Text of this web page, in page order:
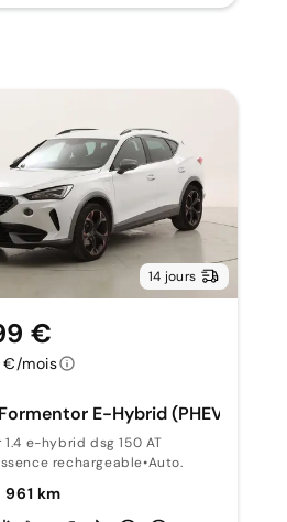
14 jours
E-Hybrid (PHEV)
e-hybrid dsg 150 AT
rechargeable•Auto.
961 km
€
€/mois